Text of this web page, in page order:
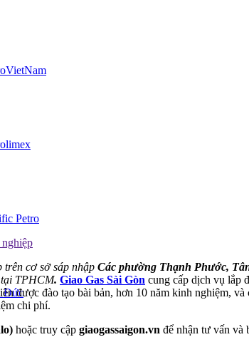
Petro
Đức
nghiệp
trên cơ sở sáp nhập Các phường Thạnh Phước,
TPHCM. Giao Gas Sài Gòn cung cấp dịch vụ lắp
được đào tạo bài bản, hơn 10 năm kinh nghiệm, và
chi phí.
hoặc truy cập giaogassaigon.vn để nhận tư vấn và